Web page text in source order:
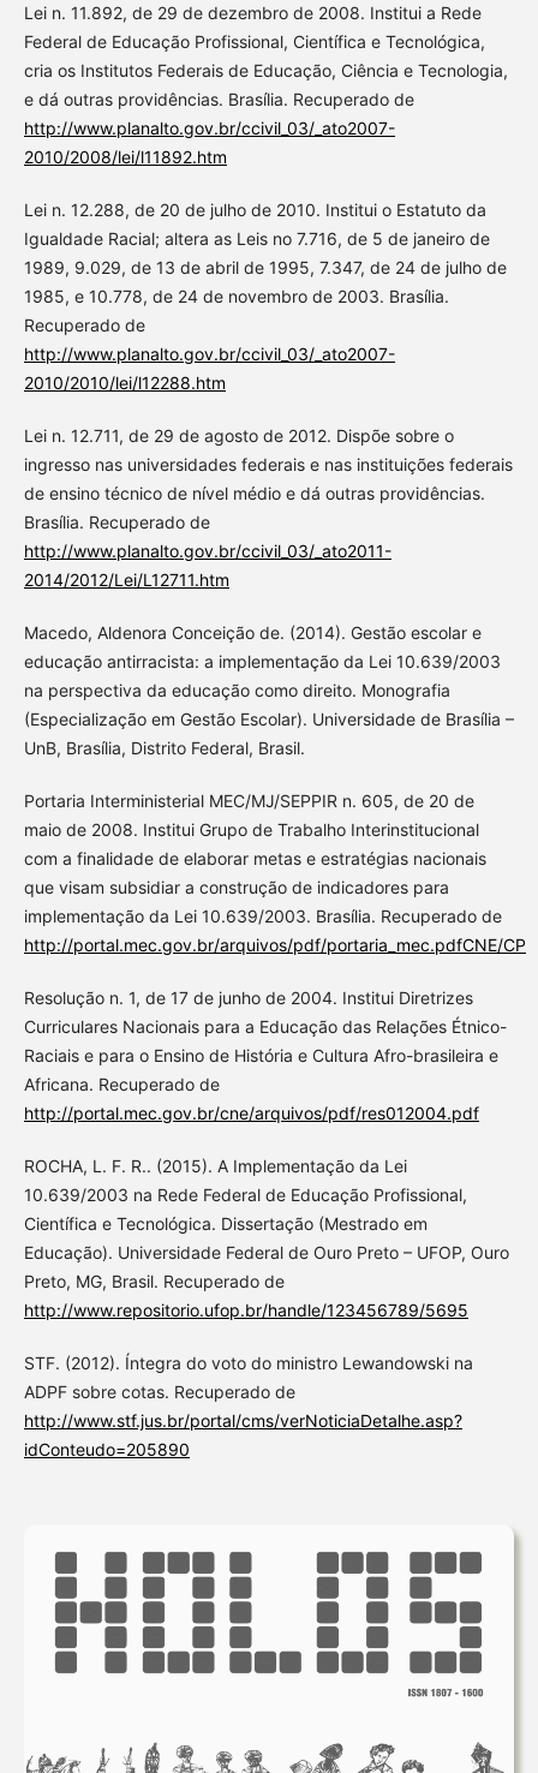
Lei n. 11.892, de 29 de dezembro de 2008. Institui a Rede
Federal de Educação Profissional, Científica e Tecnológica,
cria os Institutos Federais de Educação, Ciência e Tecnologia,
e dá outras providências. Brasília. Recuperado de
http://www.planalto.gov.br/ccivil_03/_ato2007-
2010/2008/lei/l11892.htm
Lei n. 12.288, de 20 de julho de 2010. Institui o Estatuto da
Igualdade Racial; altera as Leis no 7.716, de 5 de janeiro de
1989, 9.029, de 13 de abril de 1995, 7.347, de 24 de julho de
1985, e 10.778, de 24 de novembro de 2003. Brasília.
Recuperado de
http://www.planalto.gov.br/ccivil_03/_ato2007-
2010/2010/lei/l12288.htm
Lei n. 12.711, de 29 de agosto de 2012. Dispõe sobre o
ingresso nas universidades federais e nas instituições federais
de ensino técnico de nível médio e dá outras providências.
Brasília. Recuperado de
http://www.planalto.gov.br/ccivil_03/_ato2011-
2014/2012/Lei/L12711.htm
Macedo, Aldenora Conceição de. (2014). Gestão escolar e
educação antirracista: a implementação da Lei 10.639/2003
na perspectiva da educação como direito. Monografia
(Especialização em Gestão Escolar). Universidade de Brasília –
UnB, Brasília, Distrito Federal, Brasil.
Portaria Interministerial MEC/MJ/SEPPIR n. 605, de 20 de
maio de 2008. Institui Grupo de Trabalho Interinstitucional
com a finalidade de elaborar metas e estratégias nacionais
que visam subsidiar a construção de indicadores para
implementação da Lei 10.639/2003. Brasília. Recuperado de
http://portal.mec.gov.br/arquivos/pdf/portaria_mec.pdfCNE/CP
Resolução n. 1, de 17 de junho de 2004. Institui Diretrizes
Curriculares Nacionais para a Educação das Relações Étnico-
Raciais e para o Ensino de História e Cultura Afro-brasileira e
Africana. Recuperado de
http://portal.mec.gov.br/cne/arquivos/pdf/res012004.pdf
ROCHA, L. F. R.. (2015). A Implementação da Lei
10.639/2003 na Rede Federal de Educação Profissional,
Científica e Tecnológica. Dissertação (Mestrado em
Educação). Universidade Federal de Ouro Preto – UFOP, Ouro
Preto, MG, Brasil. Recuperado de
http://www.repositorio.ufop.br/handle/123456789/5695
STF. (2012). Íntegra do voto do ministro Lewandowski na
ADPF sobre cotas. Recuperado de
http://www.stf.jus.br/portal/cms/verNoticiaDetalhe.asp?
idConteudo=205890